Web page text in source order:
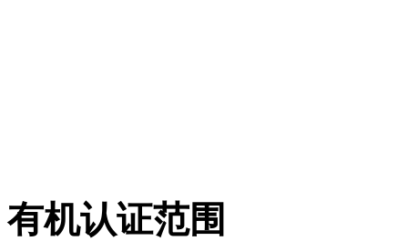
有机认证范围